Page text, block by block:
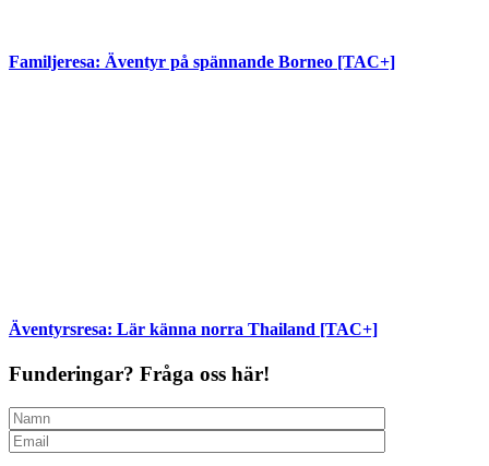
Familjeresa: Äventyr på spännande Borneo [TAC+]
Äventyrsresa: Lär känna norra Thailand [TAC+]
Funderingar? Fråga oss här!